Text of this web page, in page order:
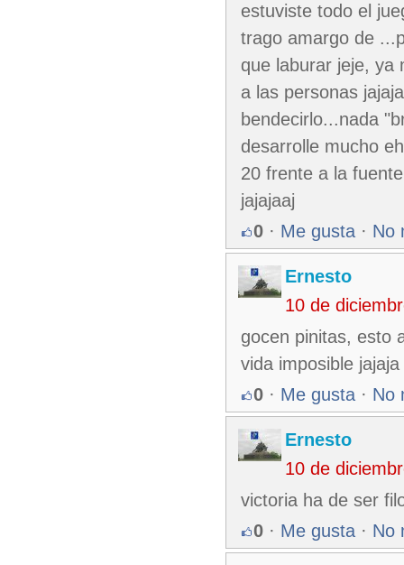
estuviste todo el
trago amargo de
que laburar jeje, ya
a las personas
bendecirlo...nada
desarrolle mucho
20 frente a la
jajajaaj
0 · Me gusta · No
Ernesto
10 de
gocen pinitas, esto
vida imposible jajaja
0 · Me gusta · No
Ernesto
10 de
victoria ha de ser
0 · Me gusta · No